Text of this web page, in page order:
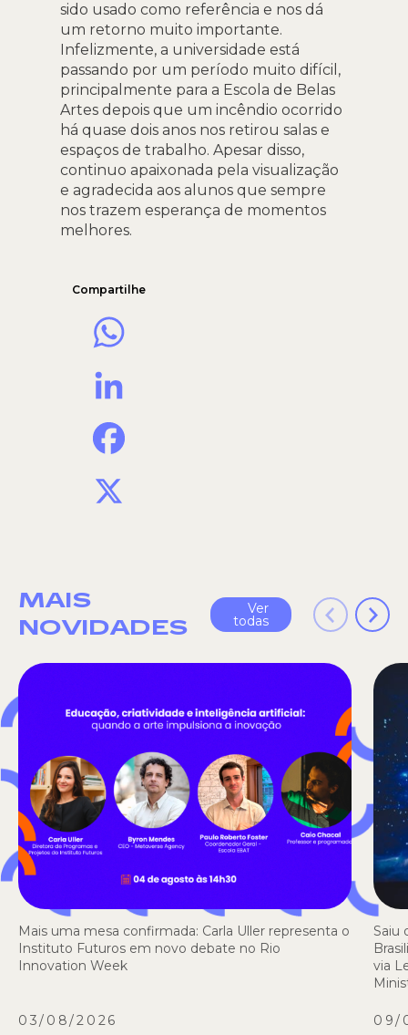
sido usado como referência e nos dá
um retorno muito importante.
Infelizmente, a universidade está
passando por um período muito difícil,
principalmente para a Escola de Belas
Artes depois que um incêndio ocorrido
há quase dois anos nos retirou salas e
espaços de trabalho. Apesar disso,
continuo apaixonada pela visualização
e agradecida aos alunos que sempre
nos trazem esperança de momentos
melhores.
Compartilhe
MAIS
NOVIDADES
Ver
todas
Mais uma mesa confirmada: Carla Uller representa o
Instituto Futuros em novo debate no Rio
Innovation Week
03/08/2026
Saiu
via
09/